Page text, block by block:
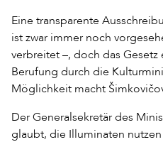
Eine transparente
ist zwar immer noch
verbreitet –, doch das
Berufung durch die
Möglichkeit macht
Der Generalsekretär des
glaubt, die Illuminaten